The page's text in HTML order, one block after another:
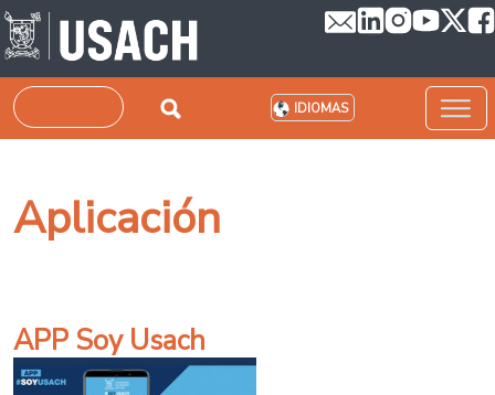
Pasar al contenido principal
Buscar IDIOMAS
Aplicación
APP Soy Usach